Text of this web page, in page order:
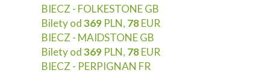
BIECZ - FOLKESTONE GB
Bilety od369 PLN, 78EUR
BIECZ - MAIDSTONE GB
Bilety od369 PLN, 78EUR
BIECZ - PERPIGNAN FR